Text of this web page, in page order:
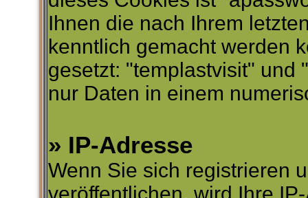
Ihnen die nach Ihrem
kenntlich gemacht werden
gesetzt: "templastvisit" und
nur Daten in einem
» IP-Adresse
Wenn Sie sich registrieren